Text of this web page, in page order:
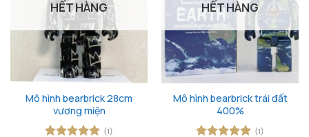
HẾT HÀNG
Mô hình bearbrick 28cm
vương miện
(1)
HẾT HÀNG
Mô hình bearbrick trái đất
400%
(1)